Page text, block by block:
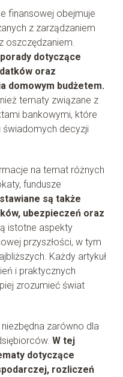
finansowej obejmuje
z zarządzaniem
oszczędzaniem.
dotyczące
oraz
domowym budżetem.
tematy związane z
bankowymi, które
decyzji
na temat różnych
fundusze
są także
ubezpieczeń oraz
istotne aspekty
przyszłości, w tym
Każdy artykuł
i praktycznych
zrozumieć świat
zarówno dla
W tej
dotyczące
rozliczeń